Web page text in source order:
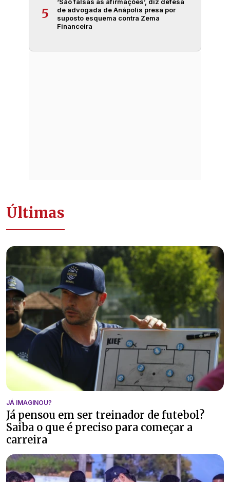
5
de advogada de Anápolis presa por
suposto esquema contra Zema
Financeira
Últimas
JÁ IMAGINOU?
Já pensou em ser treinador de futebol?
Saiba o que é preciso para começar a
carreira